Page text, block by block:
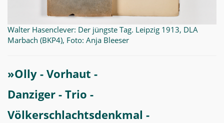
Walter Hasenclever: Der jüngste Tag. Leipzig 1913, DLA
Marbach (BKP4), Foto: Anja Bleeser
»Olly - Vorhaut -
Danziger - Trio -
Völkerschlachtsdenkmal -